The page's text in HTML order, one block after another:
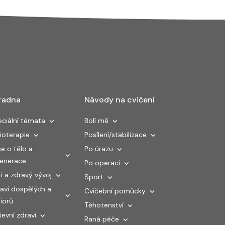
témata
o tělo a
a zdravý vývoj
dospělých a
zdraví
Návody na cvičení
Bolí mě
Posílení/stabilizace
Po úrazu
Po operaci
Sport
Cvičební pomůcky
Těhotenství
Raná péče